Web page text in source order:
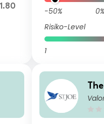
-50% 0%
Risiko-Level
1